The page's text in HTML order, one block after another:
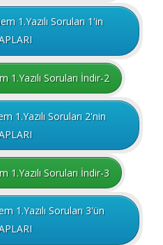
1.Yazılı Soruları 1'in
1.Yazılı Soruları İndir-2
1.Yazılı Soruları 2'nin
1.Yazılı Soruları İndir-3
1.Yazılı Soruları 3'ün